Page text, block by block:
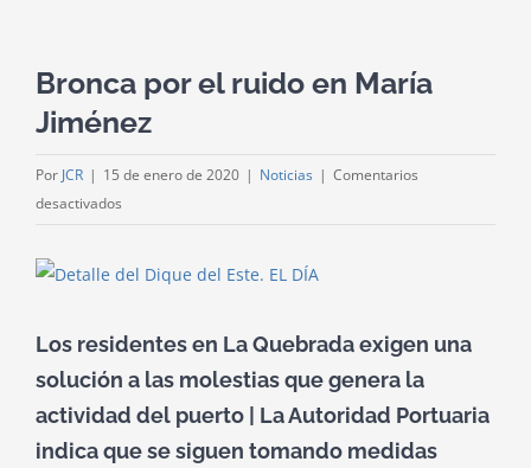
Bronca por el ruido en María
Jiménez
Por JCR | 15 de enero de 2020 | Noticias | Comentarios
desactivados
el
en
María
Ver
más
grande
Los residentes en La Quebrada exigen una
solución a las molestias que genera la
actividad del puerto | La Autoridad Portuaria
indica que se siguen tomando medidas